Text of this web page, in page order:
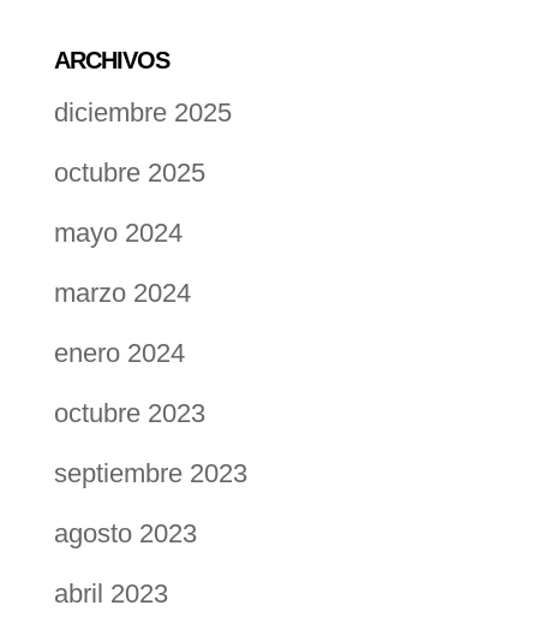
ARCHIVOS
diciembre 2025
octubre 2025
mayo 2024
marzo 2024
enero 2024
octubre 2023
septiembre 2023
agosto 2023
abril 2023